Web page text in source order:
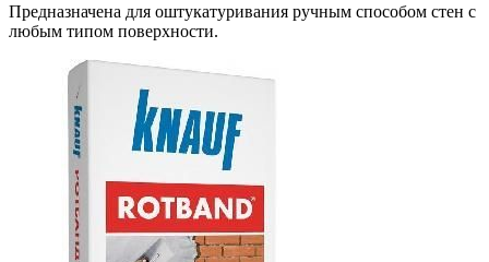
Предназначена для оштукатуривания ручным способом стен с
любым типом поверхности.